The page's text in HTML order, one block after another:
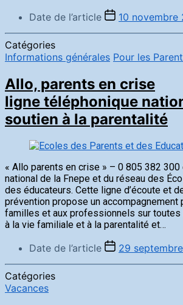
Date de l’article 10 novembre
Catégories
Informations générales Pour les
Allo, parents en crise
ligne téléphonique
soutien à la parentalité
« Allo parents en crise » – 0 805 382
national de la Fnepe et du réseau des
des éducateurs. Cette ligne d’écoute et
prévention propose un accompagnement
familles et aux professionnels sur
à la vie familiale et à la parentalité et…
Date de l’article 29
Catégories
Vacances